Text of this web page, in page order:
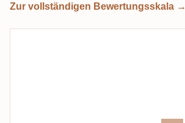
Zur vollständigen Bewertungsskala →